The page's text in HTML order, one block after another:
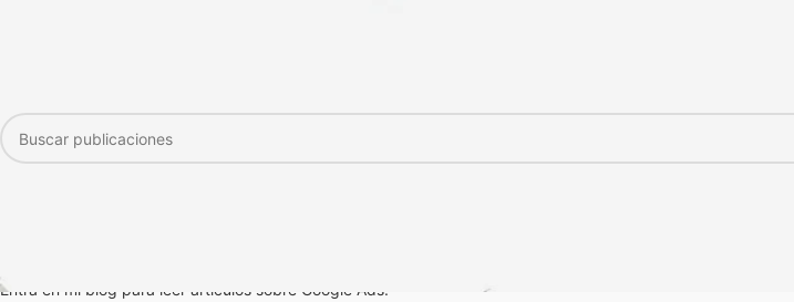
Entra en mi blog para leer artículos sobre Google Ads.